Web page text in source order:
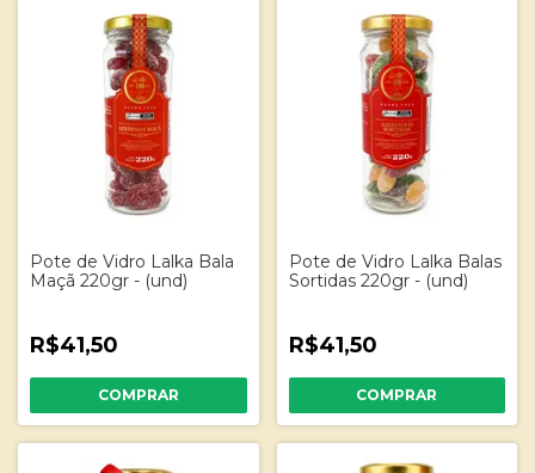
Pote de Vidro Lalka Bala
Maçã 220gr - (und)
R$41,50
Pote de Vidro Lalka Balas
Sortidas 220gr - (und)
R$41,50